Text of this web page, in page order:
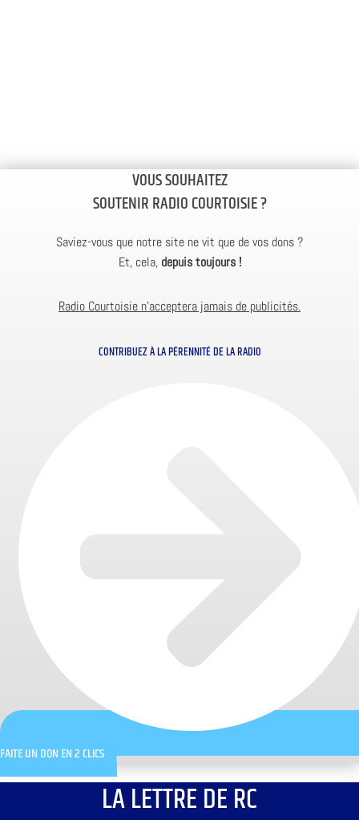
VOUS SOUHAITEZ
SOUTENIR RADIO COURTOISIE ?
Saviez-vous que notre site ne vit que de vos dons ?
Et, cela, depuis toujours !
Radio Courtoisie n’acceptera jamais de publicités.
CONTRIBUEZ À LA PÉRENNITÉ DE LA RADIO
FAITE UN DON EN 2 CLICS
LA LETTRE DE RC